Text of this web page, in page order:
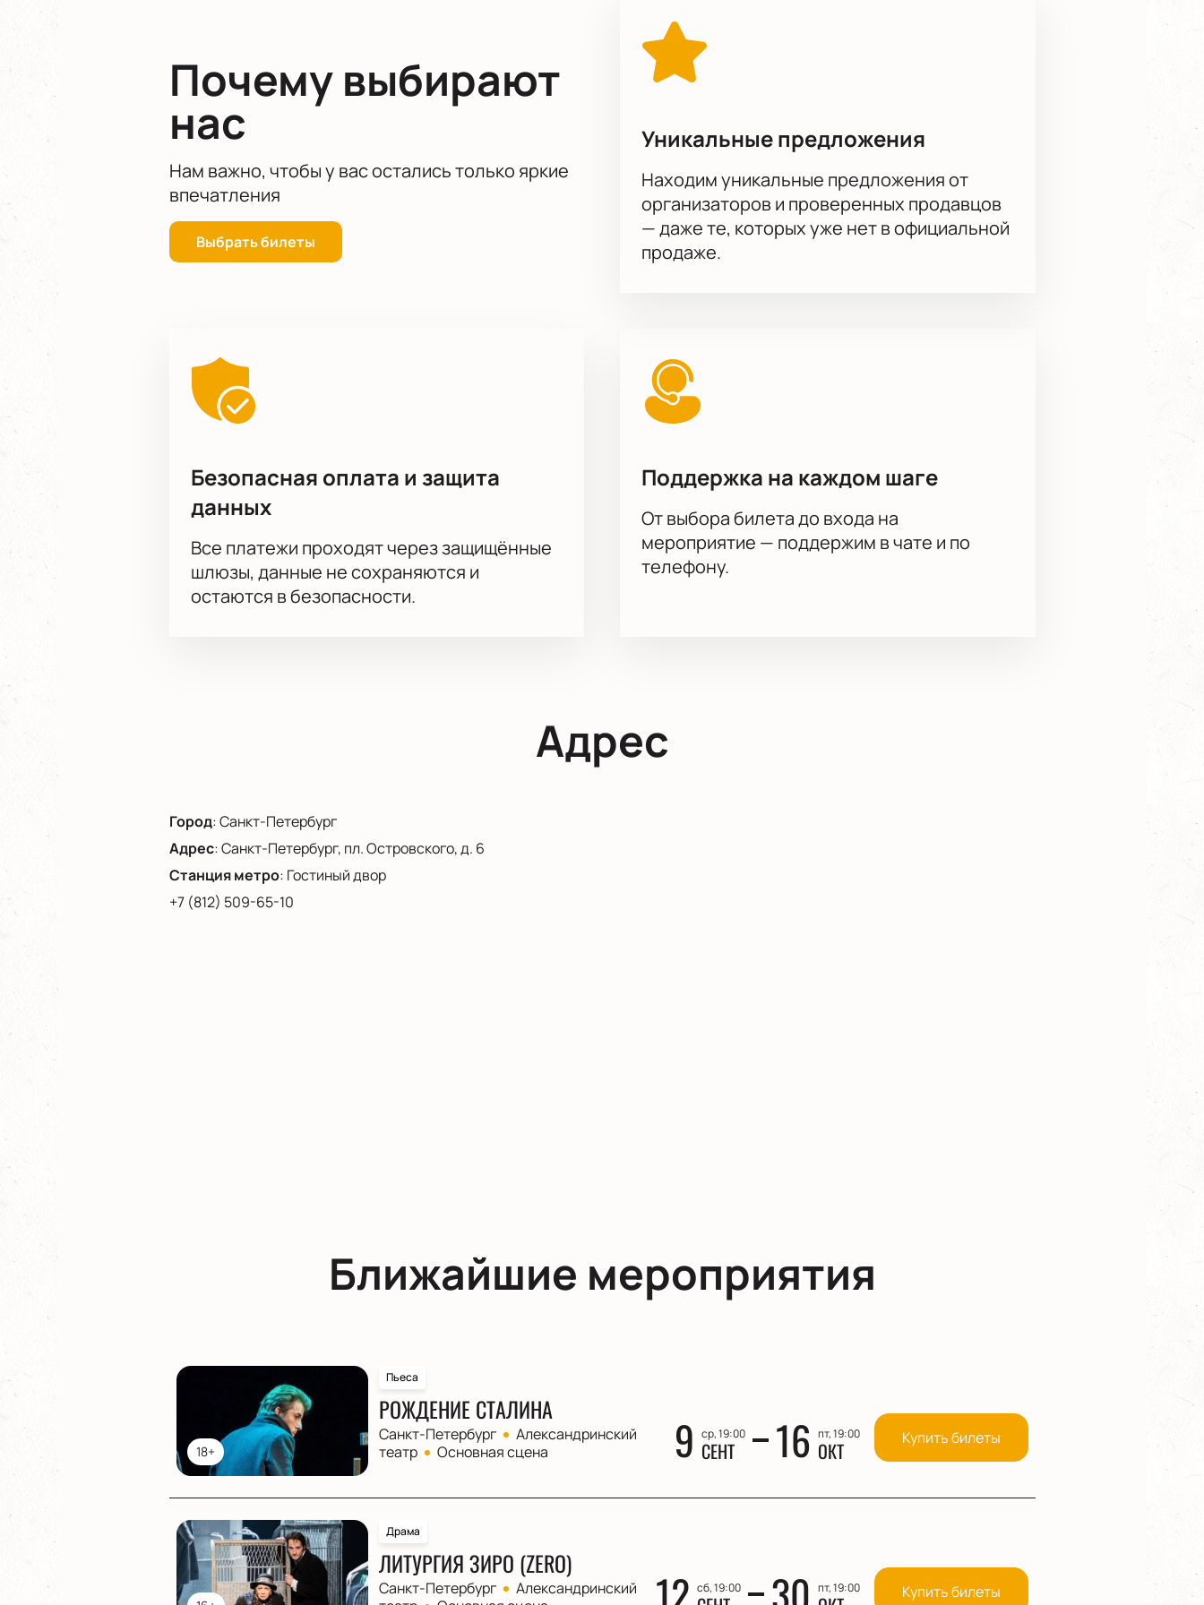
Купить билеты
насладиться волшебством балета в исполнении лучших артистов. Поторопитесь, количество мест ограничено. Купить билеты на
нашем сайте — это ваш шанс прикоснуться к миру высокого искусства и провести вечер в окружении красоты и гармонии.
Почему выбирают
нас
Нам важно, чтобы у вас остались только яркие
впечатления
Выбрать билеты
Уникальные предложения
Находим уникальные предложения от
организаторов и проверенных продавцов
— даже те, которых уже нет в официальной
продаже.
Безопасная оплата и защита
данных
Все платежи проходят через защищённые
шлюзы, данные не сохраняются и
остаются в безопасности.
Поддержка на каждом шаге
От выбора билета до входа на
мероприятие — поддержим в чате и по
телефону.
Адрес
Город:Санкт-Петербург
Адрес:Санкт-Петербург, пл. Островского, д. 6
Станция метро: Гостиный двор
+7 (812) 509-65-10
Ближайшие мероприятия
18+
Пьеса
РОЖДЕНИЕ СТАЛИНА
Санкт-Петербург
Александринский
театр
Основная сцена 9 ср, 19:00
СЕНТ 16 пт, 19:00
ОКТ Купить билеты
Драма
ЛИТУРГИЯ ЗИРО (ZERO)
Санкт-Петербург
Александринский
сб, 19:00 пт, 19:00 Купить билеты